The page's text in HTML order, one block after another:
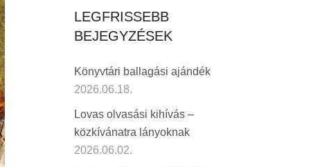
LEGFRISSEBB
BEJEGYZÉSEK
Könyvtári ballagási ajándék
2026.06.18.
Lovas olvasási kihívás –
közkívánatra lányoknak
2026.06.02.